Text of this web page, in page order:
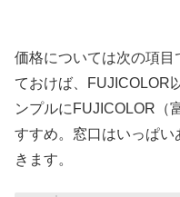
価格については次の項
ておけば、FUJICOLOR
ンプルにFUJICOLOR（
すすめ。窓口はいっぱ
きます。